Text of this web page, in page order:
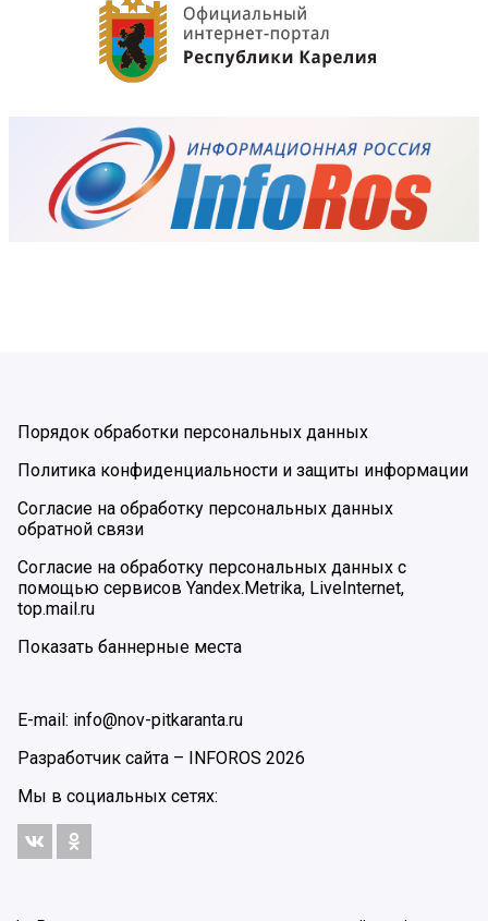
Порядок обработки персональных данных
Политика конфиденциальности и защиты информации
Согласие на обработку персональных данных
обратной связи
Согласие на обработку персональных данных с
помощью сервисов Yandex.Metrika, LiveInternet,
top.mail.ru
Показать баннерные места
E-mail: info@nov-pitkaranta.ru
Разработчик сайта –
INFOROS 2026
Мы в социальных сетях: